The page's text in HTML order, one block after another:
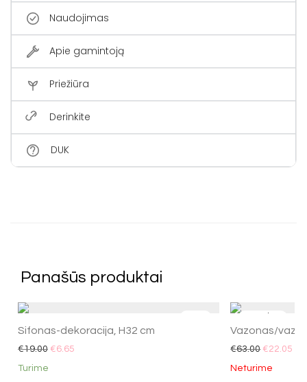
Naudojimas
Apie gamintoją
Priežiūra
Derinkite
DUK
Panašūs produktai
Sifonas-dekoracija, H32 cm
€19.00 €6.65
Turime
Vazonas/vaza
€63.00 €22.05
Neturime